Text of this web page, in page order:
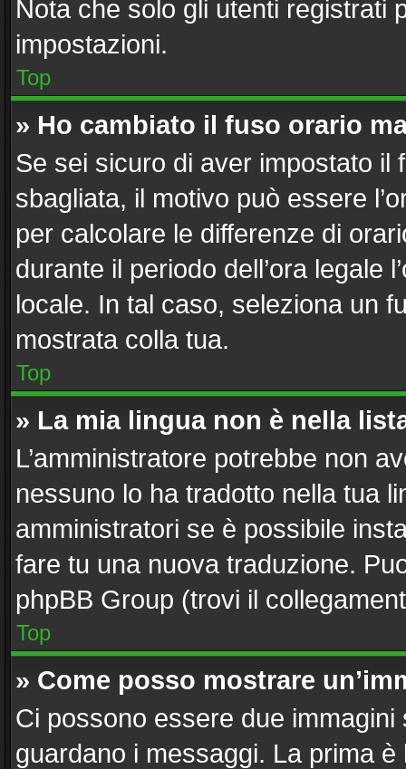
Nota che solo gli utenti registrati
impostazioni.
Top
» Ho cambiato il fuso orario
Se sei sicuro di aver impostato il
sbagliata, il motivo può essere
per calcolare le differenze di
durante il periodo dell’ora legale
locale. In tal caso, seleziona un
mostrata colla tua.
Top
» La mia lingua non è nella
L’amministratore potrebbe non
nessuno lo ha tradotto nella tua
amministratori se è possibile
fare tu una nuova traduzione.
phpBB Group (trovi il
Top
» Come posso mostrare
Ci possono essere due
guardano i messaggi. La prima